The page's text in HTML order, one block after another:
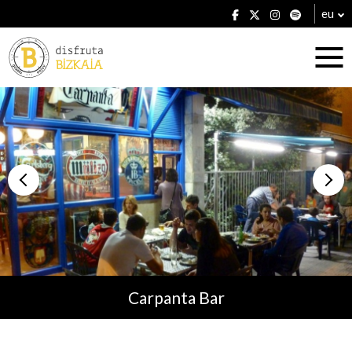
eu
Ostatuak
Jatetxeak
Planak
Carpanta Bar